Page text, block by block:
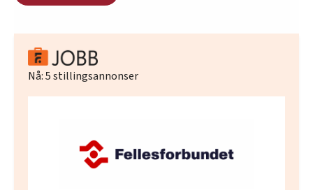
Nå:5stillingsannonser